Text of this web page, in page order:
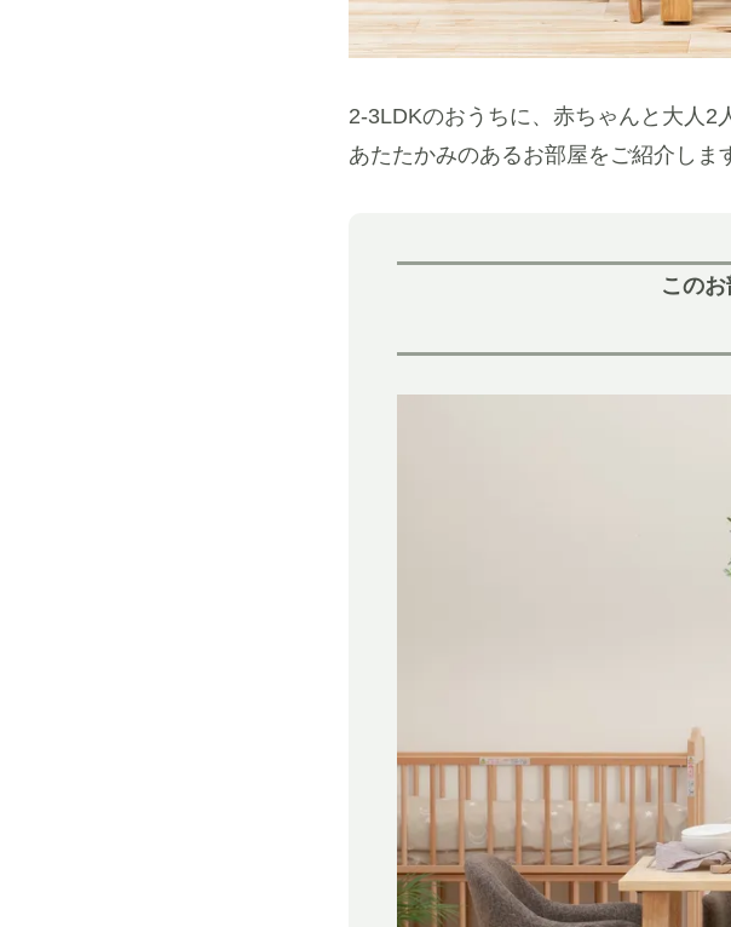
2-3LDKのおうちに、赤ちゃんと大人2
あたたかみのあるお部屋をご紹介しま
この